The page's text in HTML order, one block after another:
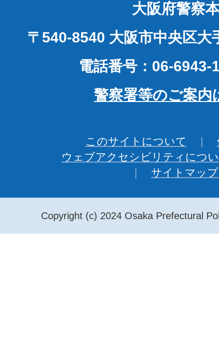
大阪府警察
〒540-8540 大阪市中央区大
電話番号：06-6943-
警察署等のご案内
このサイトについて
ウェブアクセシビリティにつ
サイトマップ
Copyright (c) 2024 Osaka Prefectural